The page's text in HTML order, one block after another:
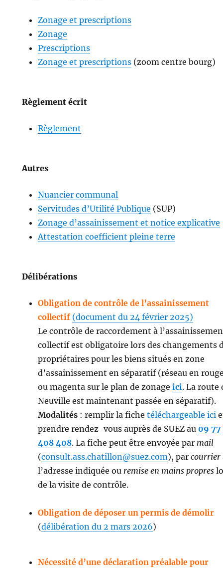
Zonage et prescriptions
Zonage
Prescriptions
Zonage et prescriptions(zoom centre bourg)
Règlement écrit
Règlement
Autres
Nuancier communal
Servitudes d’Utilité Publique (SUP)
Zonage d’assainissement et notice explicative
Attestation coefficient pleine terre
Délibérations
Obligation de contrôle de l’assainissement
collectif (document du 24 février 2025)
Le contrôle de raccordement à
collectif est obligatoire lors des changements
propriétaires pour les biens situés en zone
d’assainissement en séparatif (réseau en
ou magenta sur le plan de zonage ici. La route
Neuville est maintenant passée en séparatif).
Modalités: remplir la fiche téléchargeable ici
prendre rendez-vous auprès de SUEZ au 09 77
408 408. La fiche peut être envoyée par mail
(consult.ass.chatillon@suez.com), par courrier
l’adresse indiquée ou remise en mains propres
de la visite de contrôle.
Obligation de déposer un permis de démolir
(délibération du 2 mars 2026)
Nécessité d’une déclaration préalable pour